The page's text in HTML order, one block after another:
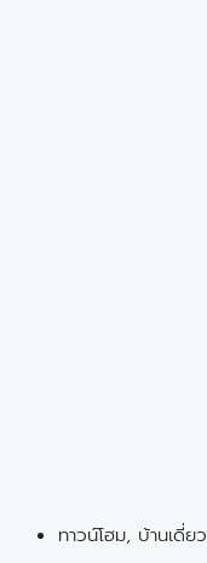
ทาวน์โฮม, บ้านเดี่ยว